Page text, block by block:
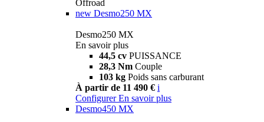
Offroad
new Desmo250 MX
Desmo250 MX
En savoir plus
44,5 cv PUISSANCE
28,3 Nm Couple
103 kg Poids sans carburant
À partir de 11 490 € i
Configurer En savoir plus
Desmo450 MX